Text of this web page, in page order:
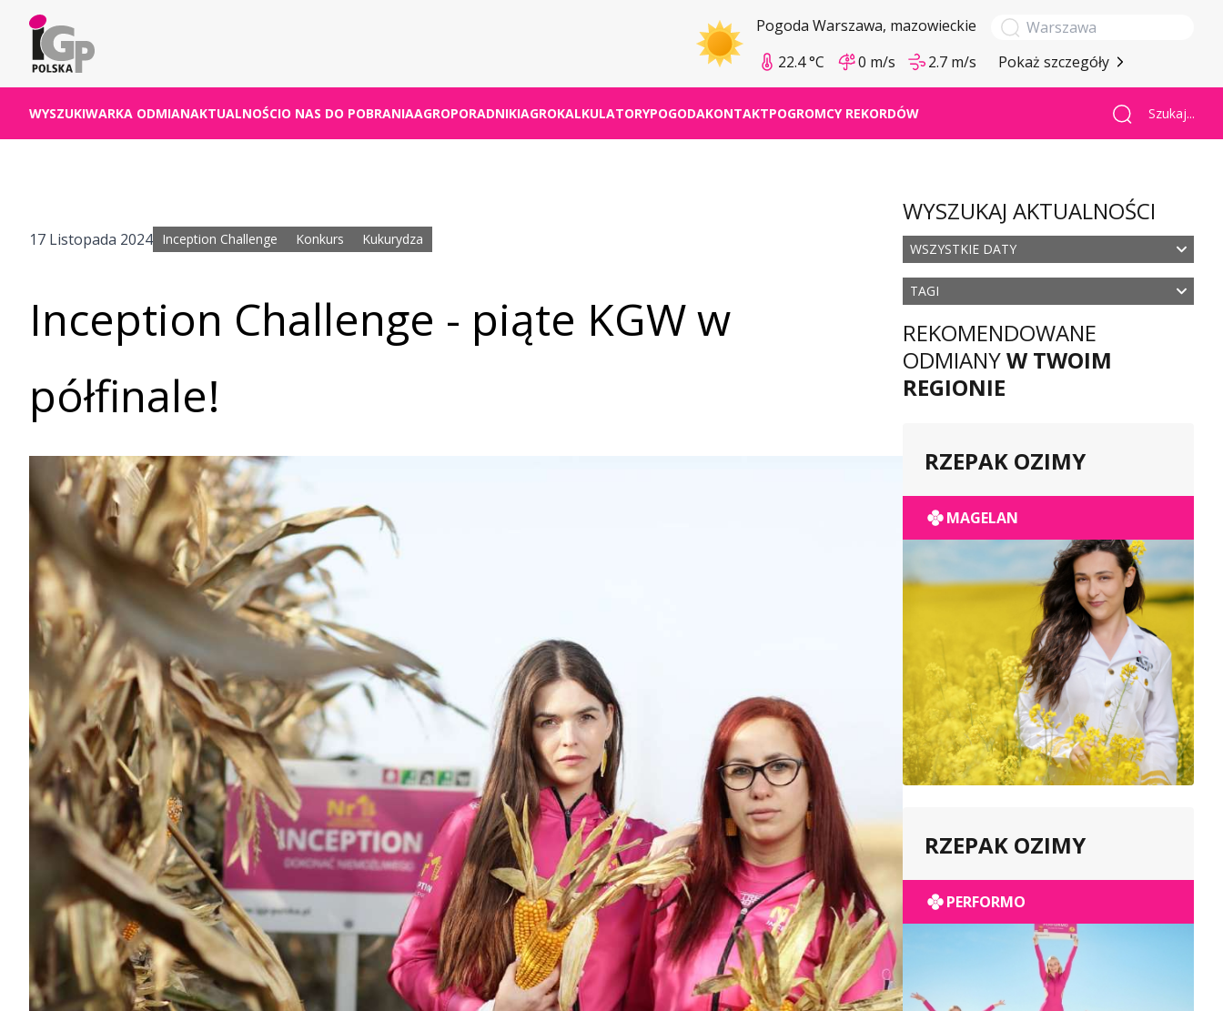
Pogoda Warszawa, mazowieckie
22.4 °C
0 m/s 2.7 m/s Pokaż szczegóły
WYSZUKIWARKA ODMIANAKTUALNOŚCIO NAS DO POBRANIAAGROPORADNIKIAGROKALKULATORYPOGODAKONTAKTPOGROMCY REKORDÓW Szukaj...
17 Listopada 2024 Inception Challenge Konkurs Kukurydza
Inception Challenge - piąte KGW w
półfinale!
WYSZUKAJ AKTUALNOŚCI
WSZYSTKIE DATY
TAGI
REKOMENDOWANE
ODMIANYW TWOIM
REGIONIE
RZEPAK OZIMY
MAGELAN
RZEPAK OZIMY
PERFORMO